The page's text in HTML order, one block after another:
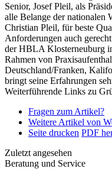
Senior, Josef Pleil, als
alle Belange der nationalen
Christian Pleil, für beste
Anforderungen auch
der HBLA Klosterneuburg
Rahmen von
Deutschland/Franken,
bringt seine Erfahrungen
Weiterführende Links zu
Fragen zum Artikel?
Weitere Artikel von
Seite drucken PDF
Zuletzt angesehen
Beratung und Service